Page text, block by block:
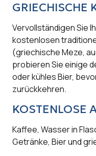
GRIECHISCHE
Vervollständigen Sie
kostenlosen
(griechische Meze,
probieren Sie einige
oder kühles Bier,
zurückkehren.
KOSTENLOSE
Kaffee, Wasser in
Getränke, Bier und